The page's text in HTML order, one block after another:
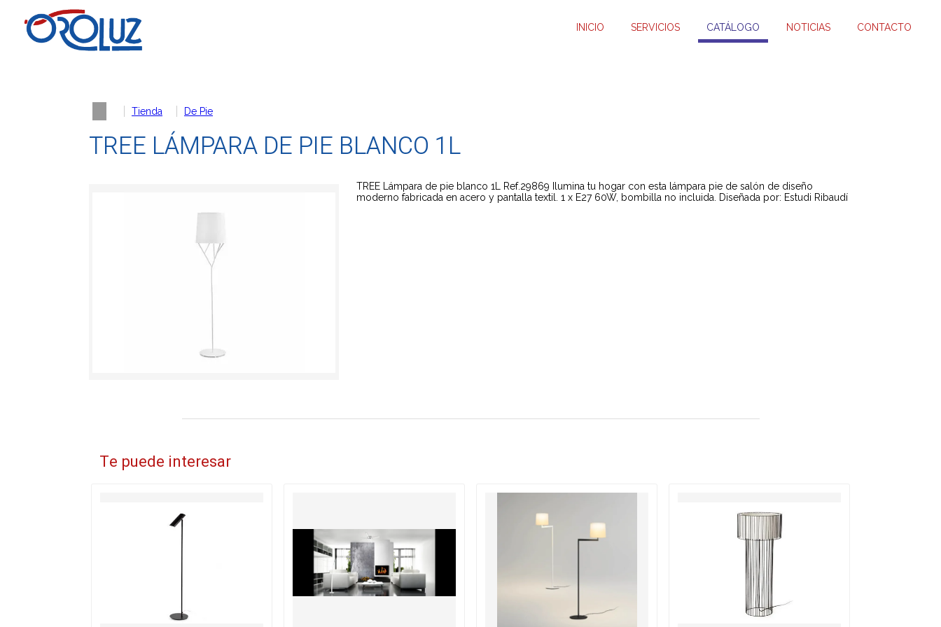
INICIO SERVICIOS CATÁLOGO NOTICIAS CONTACTO
Tienda De Pie
TREE LÁMPARA DE PIE BLANCO 1L
TREE Lámpara de pie blanco 1L Ref.29869 Ilumina tu hogar con esta lámpara pie de salón de diseño
moderno fabricada en acero y pantalla textil. 1 x E27 60W, bombilla no incluida. Diseñada por: Estudi Ribaudí
Te puede interesar